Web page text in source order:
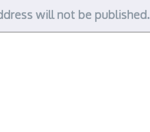
will not be published.